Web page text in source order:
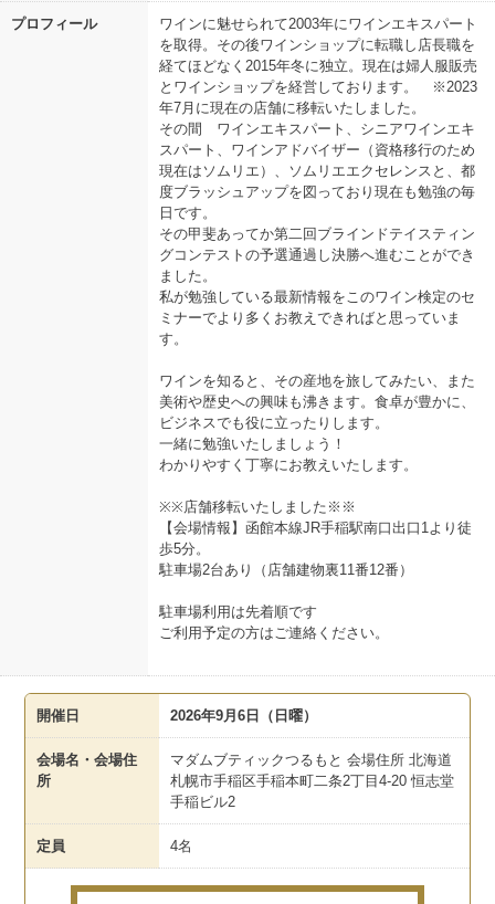
プロフィール
ワインに魅せられて2003年にワインエキスパート
を取得。その後ワインショップに転職し店長職を
経てほどなく2015年冬に独立。現在は婦人服販売
とワインショップを経営しております。 ※2023
年7月に現在の店舗に移転いたしました。
その間 ワインエキスパート、シニアワインエキ
スパート、ワインアドバイザー（資格移行のため
現在はソムリエ）、ソムリエエクセレンスと、都
度ブラッシュアップを図っており現在も勉強の毎
日です。
その甲斐あってか第二回ブラインドテイスティン
グコンテストの予選通過し決勝へ進むことができ
ました。
私が勉強している最新情報をこのワイン検定のセ
ミナーでより多くお教えできればと思っていま
す。
ワインを知ると、その産地を旅してみたい、また
美術や歴史への興味も沸きます。食卓が豊かに、
ビジネスでも役に立ったりします。
一緒に勉強いたしましょう！
わかりやすく丁寧にお教えいたします。
※※店舗移転いたしました※※
【会場情報】函館本線JR手稲駅南口出口1より徒
歩5分。
駐車場2台あり（店舗建物裏11番12番）
駐車場利用は先着順です
ご利用予定の方はご連絡ください。
開催日 2026年9月6日（日曜）
会場名・会場住
所
マダムブティックつるもと 会場住所 北海道
札幌市手稲区手稲本町二条2丁目4-20 恒志堂
手稲ビル2
定員 4名